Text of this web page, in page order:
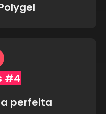
#4
perfeita